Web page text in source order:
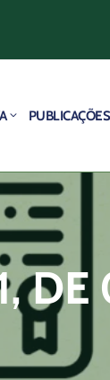
PUBLICAÇÕES